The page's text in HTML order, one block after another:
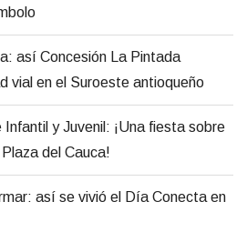
así Concesión La Pintada
vial en el Suroeste antioqueño
y Juvenil: ¡Una fiesta sobre
del Cauca!
así se vivió el Día Conecta en